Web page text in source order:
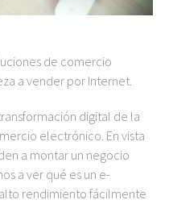
de comercio
a vender por Internet.
digital de la
electrónico. En vista
a montar un negocio
a ver qué es un e-
rendimiento fácilmente